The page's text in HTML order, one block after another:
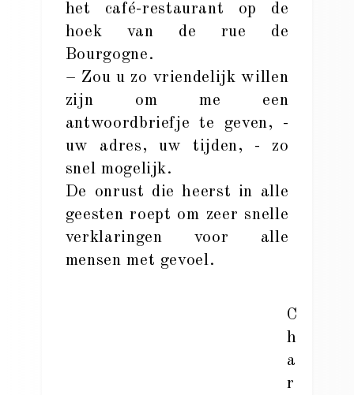
het café-restaurant op de
hoek van de rue de
Bourgogne.
– Zou u zo vriendelijk willen
zijn om me een
antwoordbriefje te geven, -
uw adres, uw tijden, - zo
snel mogelijk.
De onrust die heerst in alle
geesten roept om zeer snelle
verklaringen voor alle
mensen met gevoel.
C
h
a
r